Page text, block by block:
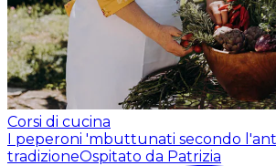
Corsi di cucina
I peperoni 'mbuttunati secondo
tradizioneOspitato da Patrizia